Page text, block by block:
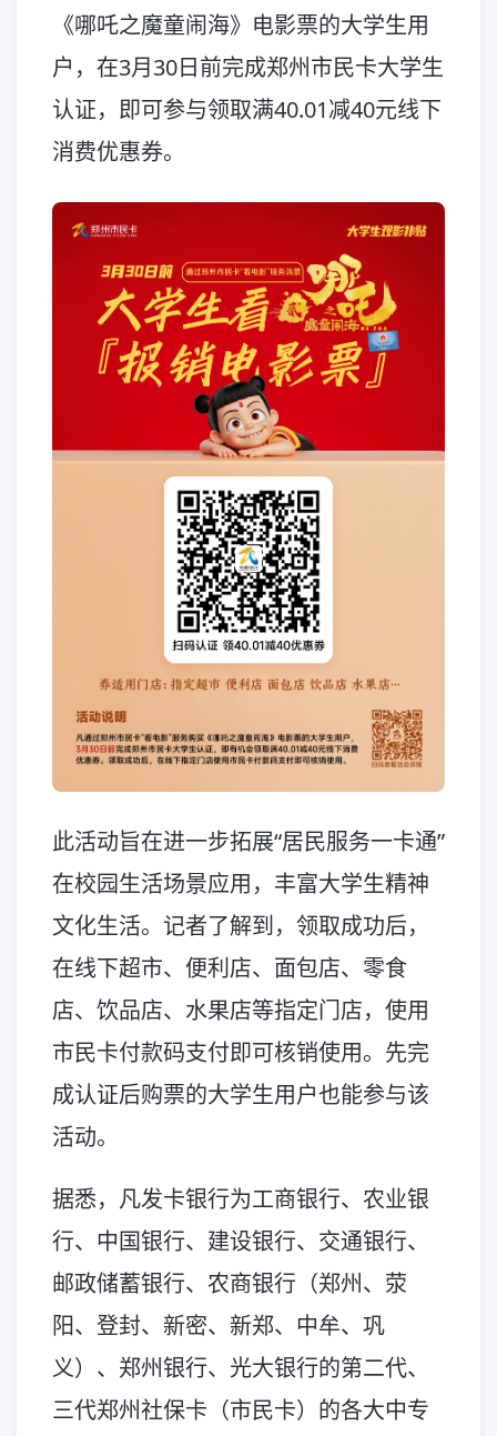
《哪吒之魔童闹海》电影票的大学生用
户，在3月30日前完成郑州市民卡大学生
认证，即可参与领取满40.01减40元线下
消费优惠券。
此活动旨在进一步拓展“居民服务一卡通”
在校园生活场景应用，丰富大学生精神
文化生活。记者了解到，领取成功后，
在线下超市、便利店、面包店、零食
店、饮品店、水果店等指定门店，使用
市民卡付款码支付即可核销使用。先完
成认证后购票的大学生用户也能参与该
活动。
据悉，凡发卡银行为工商银行、农业银
行、中国银行、建设银行、交通银行、
邮政储蓄银行、农商银行（郑州、荥
阳、登封、新密、新郑、中牟、巩
义）、郑州银行、光大银行的第二代、
三代郑州社保卡（市民卡）的各大中专